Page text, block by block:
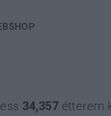
34,357 étterem